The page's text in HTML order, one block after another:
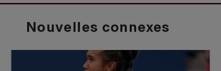
Nouvelles connexes